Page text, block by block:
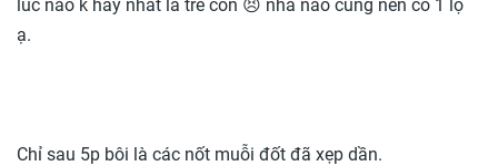
lúc nào k hay nhất là trẻ con 😣 nhà nào cũng nên có 1 lọ
ạ.
Chỉ sau 5p bôi là các nốt muỗi đốt đã xẹp dần.